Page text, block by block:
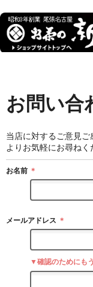
お問い合
当店に対するご意見
よりお気軽にお尋ねく
お名前 ＊
メールアドレス ＊
▼確認のためにも